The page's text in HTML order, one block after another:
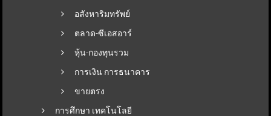
อสังหาริมทรัพย์
ตลาด-ซีเอสอาร์
หุ้น-กองทุนรวม
การเงิน การธนาคาร
ขายตรง
การศึกษา เทคโนโลยี